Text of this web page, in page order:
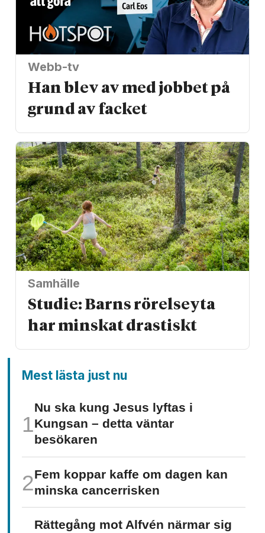
Webb-tv
Han blev av med jobbet på
grund av facket
Samhälle
Studie: Barns rörelseyta
har minskat drastiskt
Mest lästa just nu
Nu ska kung Jesus lyftas i
Kungsan – detta väntar
besökaren
Fem koppar kaffe om dagen kan
minska cancer­risken
Rättegång mot Alfvén närmar sig